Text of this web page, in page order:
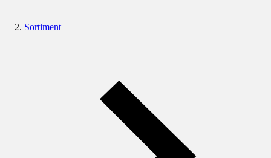
Sortiment